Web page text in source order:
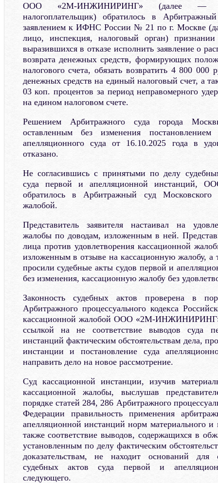
ООО «2М-ИНЖИНИРИНГ» (далее —
налогоплательщик) обратилось в
заявлением к ИФНС России № 21 по г. Москве
лицо, инспекция, налоговый орган)
выразившихся в отказе исполнить заявление о
возврата денежных средств, формирующих
налогового счета, обязать возвратить 4 800
денежных средств на единый налоговый счет, а
03 коп. процентов за период неправомерного
на едином налоговом счете.
Решением Арбитражного суда города
оставленным без изменения постановлением
апелляционного суда от 16.10.2025 года в
отказано.
Не согласившись с принятыми по делу
суда первой и апелляционной
обратилось в Арбитражный суд Московского
жалобой.
Представитель заявителя настаивал на
жалобы по доводам, изложенным в ней.
лица против удовлетворения кассационной
изложенным в отзыве на кассационную жалобу, а
просили судебные акты судов первой и
без изменения, кассационную жалобу без
Законность судебных актов проверена в
Арбитражного процессуального кодекса
кассационной жалобой ООО «2М-ИНЖИНИРИНГ»,
ссылкой на не соответствие выводов суда
инстанций фактическим обстоятельствам дела,
инстанции и постановление суда
направить дело на новое рассмотрение.
Суд кассационной инстанции, изучив
кассационной жалобы, выслушав
порядке статей 284, 286 Арбитражного
Федерации правильность применения
апелляционной инстанций норм материального и
также соответствие выводов, содержащихся в
установленным по делу фактическим
доказательствам, не находит оснований
судебных актов суда первой и
следующего.